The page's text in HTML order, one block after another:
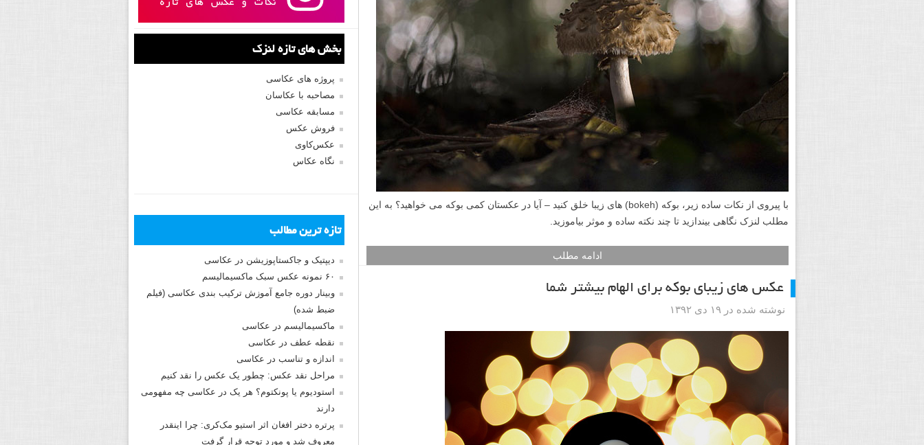
با پیروی از نکات ساده زیر، بوکه (bokeh) های زیبا خلق کنید – آیا در عکستان کمی بوکه می خواهید؟ به این
مطلب لنزک نگاهی بیندازید تا چند نکته ساده و موثر بیاموزید.
ادامه مطلب
عکس های زیبای بوکه برای الهام بیشتر شما
نوشته شده در ۱۹ دی ۱۳۹۲
بخش های تازه لنزک
پروژه های عکاسی
مصاحبه با عکاسان
مسابقه عکاسی
فروش عکس
عکس‌کاوی
نگاه عکاس
تازه ترین مطالب
دیپتیک و جاکستا‌پوزیشن در عکاسی
۶۰ نمونه عکس سبک ماکسیمالیسم
وبینار دوره جامع آموزش ترکیب بندی عکاسی (فیلم
ضبط شده)
ماکسیمالیسم در عکاسی
نقطه عطف در عکاسی
اندازه و تناسب در عکاسی
مراحل نقد عکس: چطور یک عکس را نقد کنیم
استودیوم یا پونکتوم؟ هر یک در عکاسی چه مفهومی
دارند
پرتره دختر افغان اثر استیو مک‌کری: چرا اینقدر
معروف شد و مورد توجه قرار گرفت